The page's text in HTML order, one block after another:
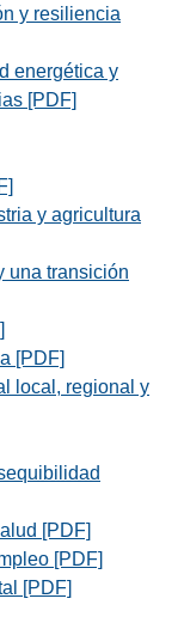
y resiliencia
energética y
[PDF]
y agricultura
una transición
[PDF]
local, regional y
[PDF]
[PDF]
[PDF]